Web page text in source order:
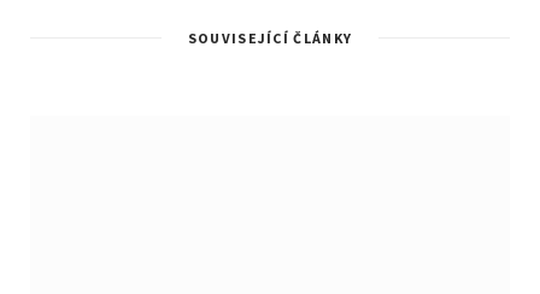
SOUVISEJÍCÍ ČLÁNKY